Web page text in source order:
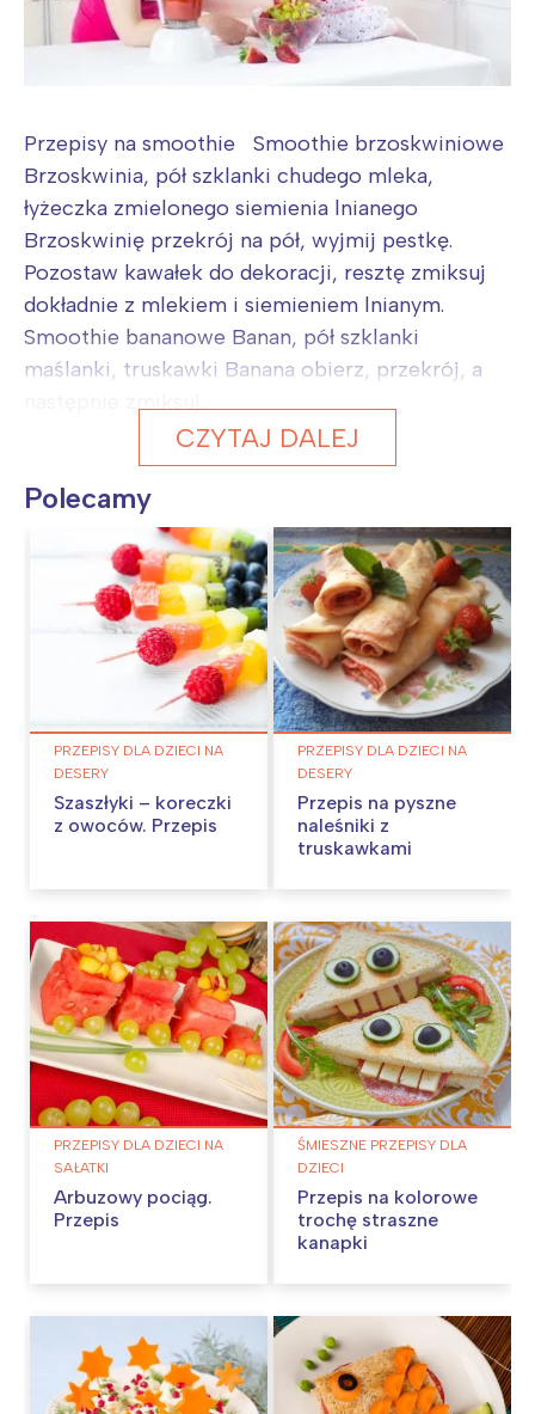
Przepisy na smoothie Smoothie brzoskwiniowe
Brzoskwinia, pół szklanki chudego mleka,
łyżeczka zmielonego siemienia lnianego
Brzoskwinię przekrój na pół, wyjmij pestkę.
Pozostaw kawałek do dekoracji, resztę zmiksuj
dokładnie z mlekiem i siemieniem lnianym.
Smoothie bananowe Banan, pół szklanki
maślanki, truskawki Banana obierz, przekrój, a
następnie zmiksuj...
CZYTAJ DALEJ
Polecamy
PRZEPISY DLA DZIECI NA
DESERY
Szaszłyki – koreczki
z owoców. Przepis
PRZEPISY DLA DZIECI NA
DESERY
Przepis na pyszne
naleśniki z
truskawkami
PRZEPISY DLA DZIECI NA
SAŁATKI
Arbuzowy pociąg.
Przepis
ŚMIESZNE PRZEPISY DLA
DZIECI
Przepis na kolorowe
trochę straszne
kanapki